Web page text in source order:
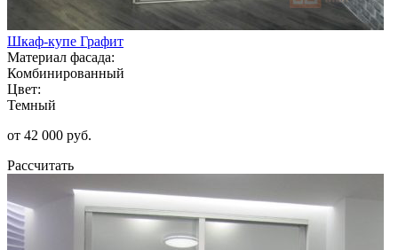
Шкаф-купе Графит
Материал фасада:
Комбинированный
Цвет:
Темный
от 42 000 руб.
Рассчитать